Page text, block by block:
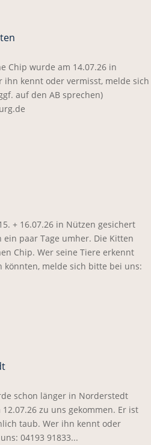
Chip wurde am 14.07.26 in
kennt oder vermisst, melde sich
auf den AB sprechen)
+ 16.07.26 in Nützen gesichert
paar Tage umher. Die Kitten
Chip. Wer seine Tiere erkennt
könnten, melde sich bitte bei uns:
schon länger in Norderstedt
zu uns gekommen. Er ist
taub. Wer ihn kennt oder
04193 91833...